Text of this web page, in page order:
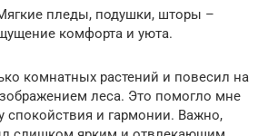
пледы, подушки, шторы –
комфорта и уюта.
комнатных растений и повесил на
леса. Это помогло мне
спокойствия и гармонии. Важно,